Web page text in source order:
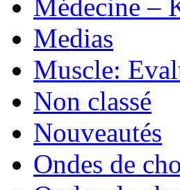
Médecine –
Medias
Muscle:
Non classé
Nouveautés
Ondes de